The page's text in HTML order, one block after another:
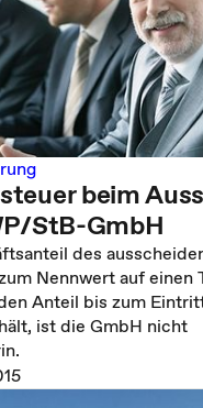
beim
StB-GmbH
des
Nennwert auf einen
Anteil bis zum
ist die GmbH nicht